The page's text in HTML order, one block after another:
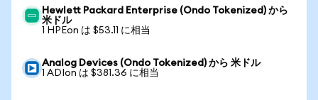
Hewlett Packard Enterprise (Ondo Tokenized) から
米ドル
1 HPEon は $53.11 に相当
Analog Devices (Ondo Tokenized) から 米ドル
1 ADIon は $381.36 に相当